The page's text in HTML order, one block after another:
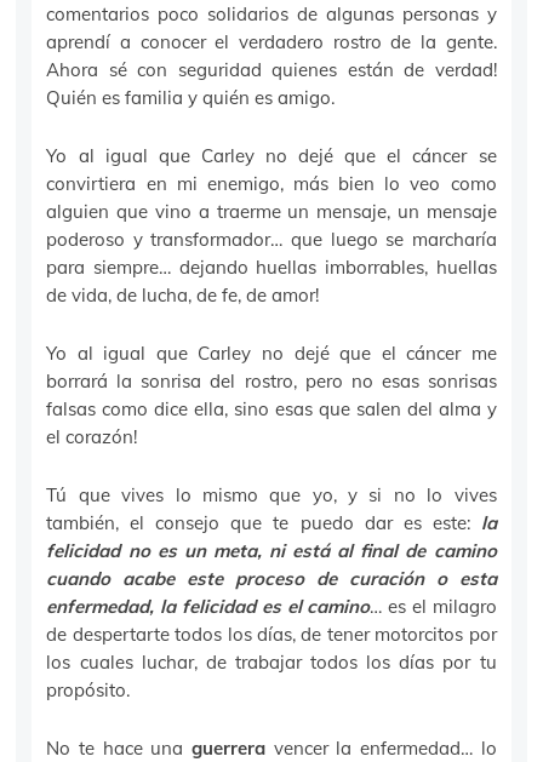
comentarios poco solidarios de algunas personas y
aprendí a conocer el verdadero rostro de la gente.
Ahora sé con seguridad quienes están de verdad!
Quién es familia y quién es amigo.
Yo al igual que Carley no dejé que el cáncer se
convirtiera en mi enemigo, más bien lo veo como
alguien que vino a traerme un mensaje, un mensaje
poderoso y transformador… que luego se marcharía
para siempre… dejando huellas imborrables, huellas
de vida, de lucha, de fe, de amor!
Yo al igual que Carley no dejé que el cáncer me
borrará la sonrisa del rostro, pero no esas sonrisas
falsas como dice ella, sino esas que salen del alma y
el corazón!
Tú que vives lo mismo que yo, y si no lo vives
también, el consejo que te puedo dar es este: la
felicidad no es un meta, ni está al final de camino
cuando acabe este proceso de curación o esta
enfermedad, la felicidad es el camino… es el milagro
de despertarte todos los días, de tener motorcitos por
los cuales luchar, de trabajar todos los días por tu
propósito.
No te hace una guerrera vencer la enfermedad… lo